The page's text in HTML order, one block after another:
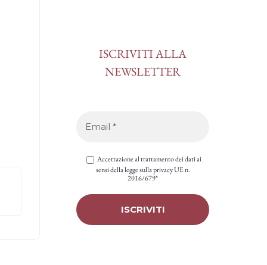
ISCRIVITI ALLA
NEWSLETTER
Accettazione al trattamento dei dati ai
sensi della legge sulla privacy UE n.
2016/679*